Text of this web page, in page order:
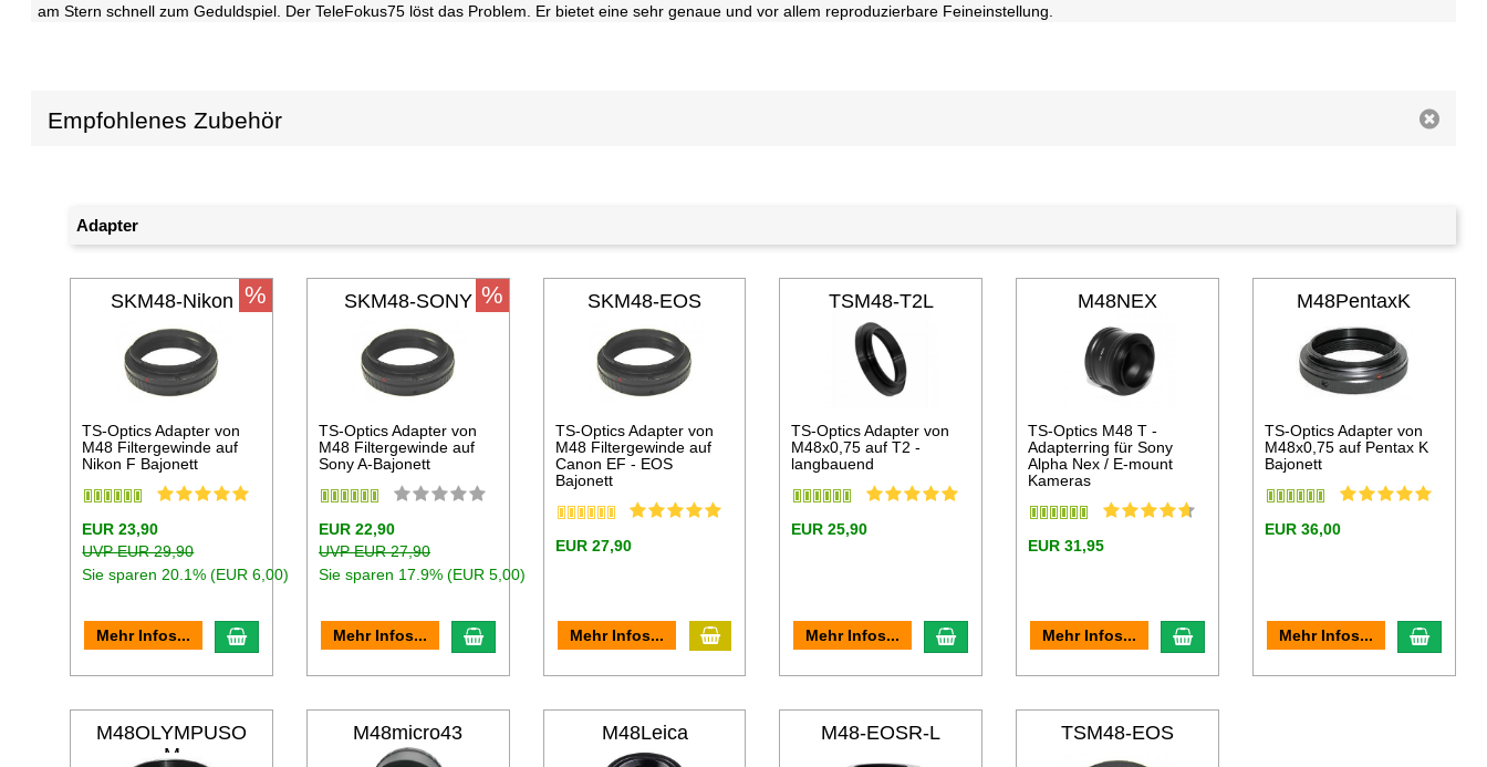
am Stern schnell zum Geduldspiel. Der TeleFokus75 löst das Problem. Er bietet eine sehr genaue und vor allem reproduzierbare Feineinstellung.
Empfohlenes Zubehör
Adapter
SKM48-Nikon
TS-Optics Adapter von
M48 Filtergewinde auf
Nikon F Bajonett
EUR 23,90
UVP EUR 29,90
Sie sparen 20.1% (EUR 6,00)
Mehr Infos... In den Warenkorb
% SKM48-SONY
TS-Optics Adapter von
M48 Filtergewinde auf
Sony A-Bajonett
EUR 22,90
UVP EUR 27,90
Sie sparen 17.9% (EUR 5,00)
Mehr Infos... In den Warenkorb
% SKM48-EOS
TS-Optics Adapter von
M48 Filtergewinde auf
Canon EF - EOS
Bajonett
EUR 27,90
Mehr Infos... In den Warenkorb
TSM48-T2L
TS-Optics Adapter von
M48x0,75 auf T2 -
langbauend
EUR 25,90
Mehr Infos... In den Warenkorb
M48NEX
TS-Optics M48 T -
Adapterring für Sony
Alpha Nex / E-mount
Kameras
EUR 31,95
Mehr Infos... In den Warenkorb
M48PentaxK
TS-Optics Adapter von
M48x0,75 auf Pentax K
Bajonett
EUR 36,00
Mehr Infos... In den
M48OLYMPUSO
M
M48micro43 M48Leica M48-EOSR-L TSM48-EOS